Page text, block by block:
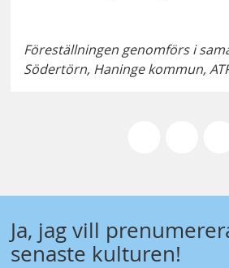
Föreställningen genomförs i
Södertörn, Haninge kommun,
Ja, jag vill
senaste kulturen!